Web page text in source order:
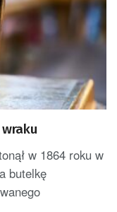
w 1864 roku w
butelkę